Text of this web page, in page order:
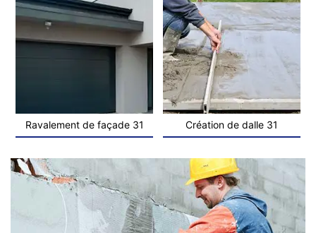
Ravalement de façade 31 Création de dalle 31